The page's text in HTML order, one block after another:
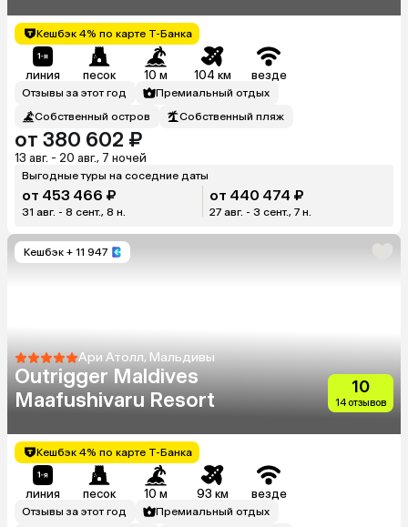
Кешбэк 4% по карте Т-Банка
линия песок 10 м 104 км везде
Отзывы за этот год
Премиальный отдых
Собственный остров
Собственный пляж
от 380 602 ₽
13 авг. - 20 авг., 7 ночей
Выгодные туры на соседние даты
от 453 466 ₽
31 авг. - 8 сент., 8 н.
от 440 474 ₽
27 авг. - 3 сент., 7 н.
Кешбэк + 11 947
Ари Атолл, Мальдивы
Outrigger Maldives
Maafushivaru Resort
10
14 отзывов
Кешбэк 4% по карте Т-Банка
линия песок 10 м 93 км везде
Отзывы за этот год
Премиальный отдых